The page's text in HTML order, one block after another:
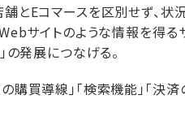
とEコマースを区別せず、
サイトのような情報を得る
の発展につなげる。
購買導線」「検索機能」「決